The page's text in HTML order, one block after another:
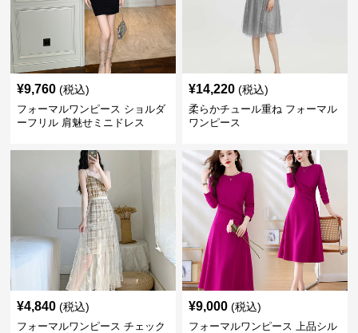
¥9,760 (税込)
フォーマルワンピース ショルダ
ーフリル 肩魅せミニドレス
¥14,220 (税込)
柔らかチュール重ね フォーマル
ワンピース
¥4,840 (税込)
フォーマルワンピース チェック
¥9,000 (税込)
フォーマルワンピース 上品シル